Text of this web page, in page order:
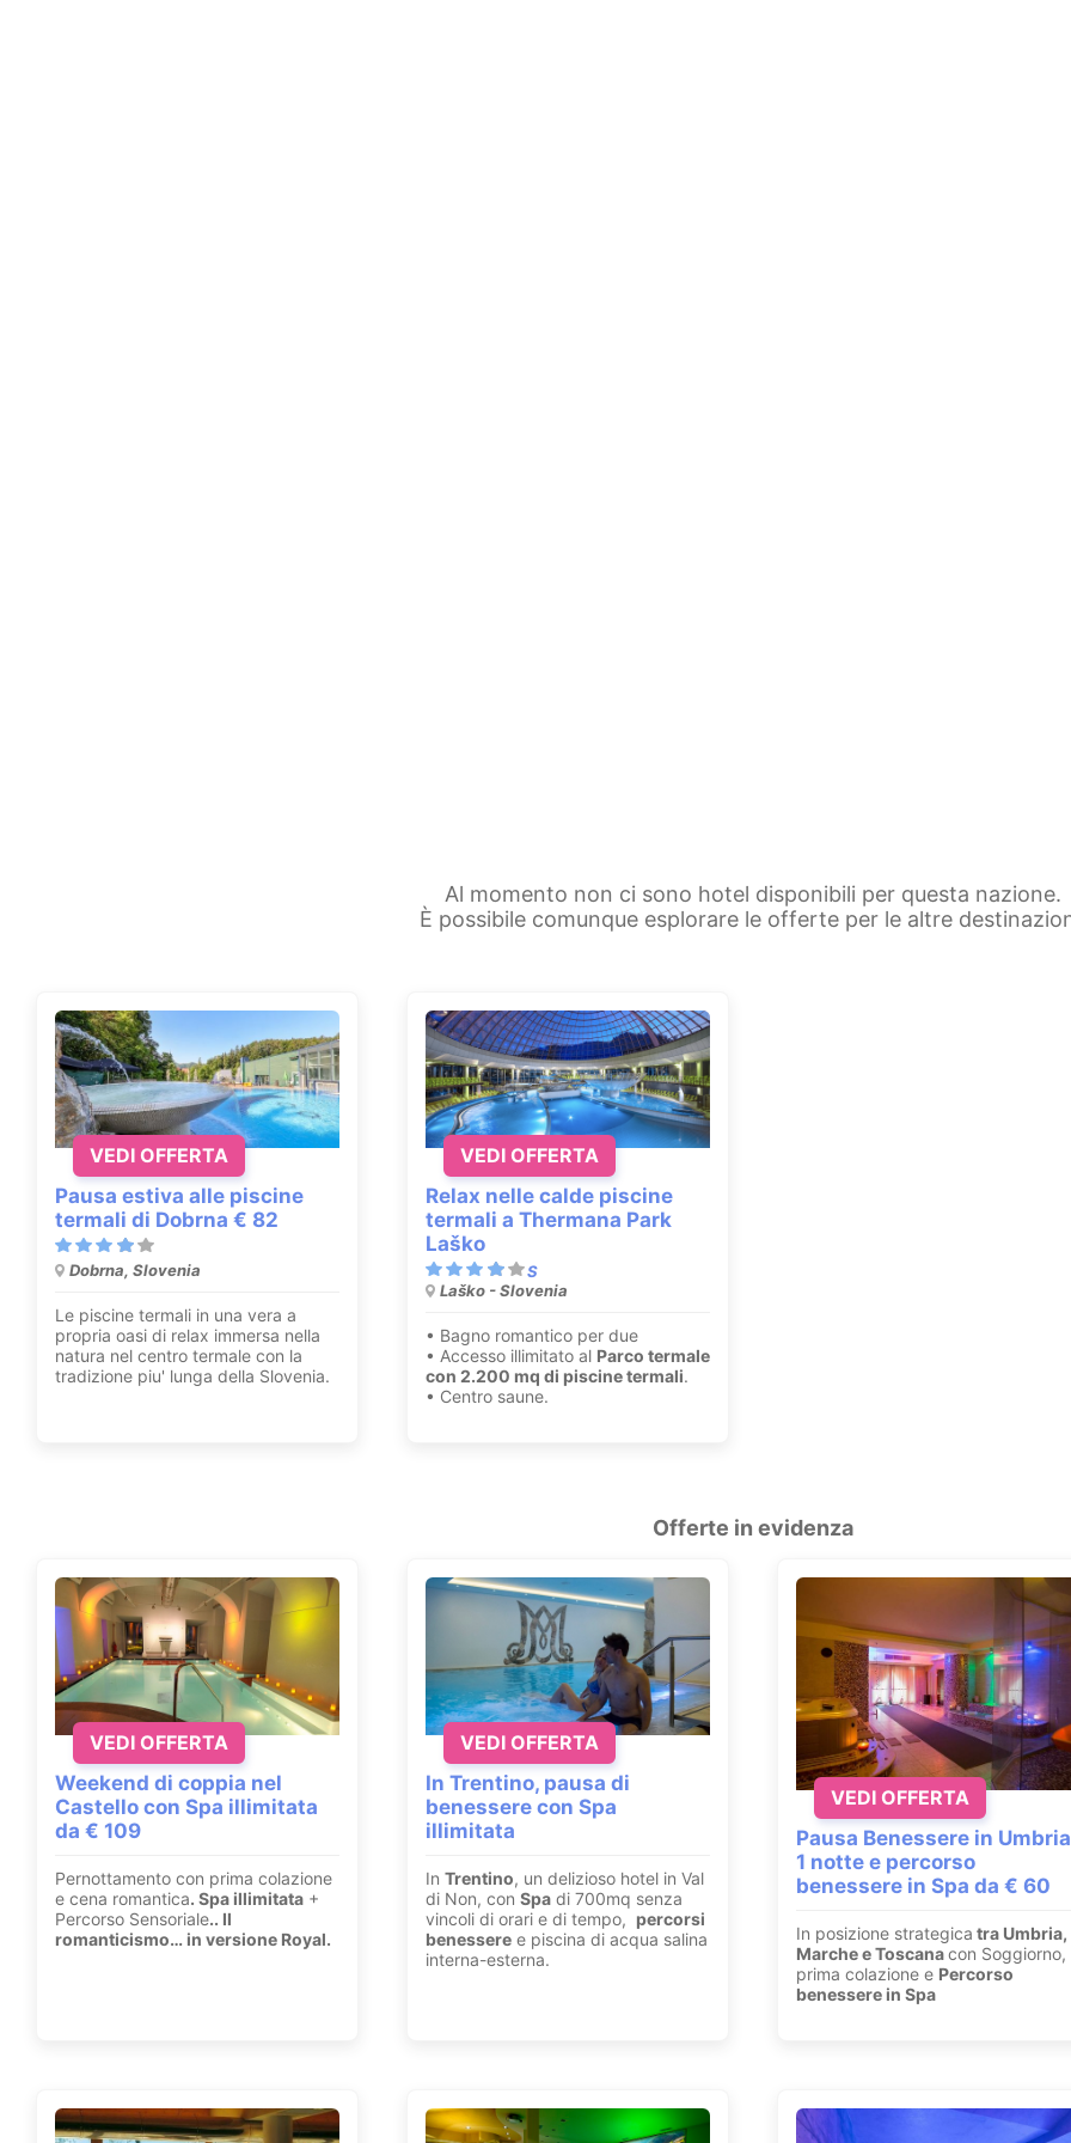
Al momento non ci sono hotel disponibili per questa nazione.
È possibile comunque esplorare le offerte per le altre
Pausa estiva alle piscine
termali di Dobrna € 82
Dobrna, Slovenia
Le piscine termali in una vera a
propria oasi di relax immersa nella
natura nel centro termale con la
tradizione piu' lunga della Slovenia.
VEDI OFFERTA
Relax nelle calde piscine
termali a Thermana Park
Laško
Laško - Slovenia
• Bagno romantico per due
• Accesso illimitato al Parco termale
con 2.200 mq di piscine termali.
• Centro saune.
VEDI OFFERTA
Offerte in evidenza
Weekend di coppia nel
Castello con Spa illimitata
da € 109
Pernottamento con prima colazione
e cena romantica. Spa illimitata +
Percorso Sensoriale.. Il
romanticismo… in versione Royal.
VEDI OFFERTA
In Trentino, pausa di
benessere con Spa
illimitata
In Trentino, un delizioso hotel in Val
di Non, con Spa di 700mq senza
vincoli di orari e di tempo, percorsi
benessere e piscina di acqua salina
interna-esterna.
VEDI OFFERTA
Pausa Benessere in
1 notte e percorso
benessere in Spa da € 60
In posizione strategica tra Umbria,
Marche e Toscanacon Soggiorno,
prima colazione e Percorso
benessere in Spa
VEDI OFFERTA